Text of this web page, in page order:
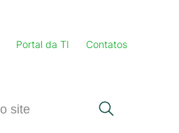
Portal da TI Contatos